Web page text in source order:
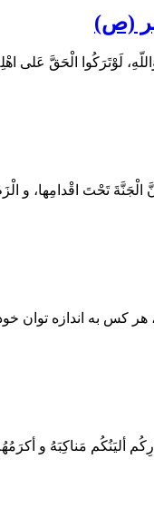
(ص)
لَوْتَرَكُوا الْحَقَّ عَلى
تَحْتَ اقْدامِها، و
کس به اندازه توان
أليَنُكُم مَناكِبَهُ و